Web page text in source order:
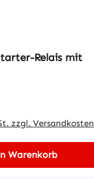
Relais mit
zzgl. Versandkosten
Warenkorb